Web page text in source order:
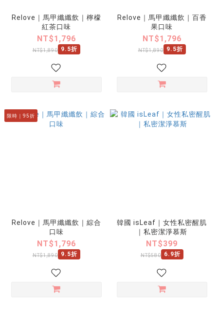
Relove｜馬甲纖纖飲｜檸檬
紅茶口味
NT$1,796
NT$1,890 9.5折
Relove｜馬甲纖纖飲｜百香
果口味
NT$1,796
NT$1,890 9.5折
限時｜95折
Relove｜馬甲纖纖飲｜綜合
口味
NT$1,796
NT$1,890 9.5折
韓國 isLeaf｜女性私密醒肌
｜私密潔淨慕斯
NT$399
NT$580 6.9折